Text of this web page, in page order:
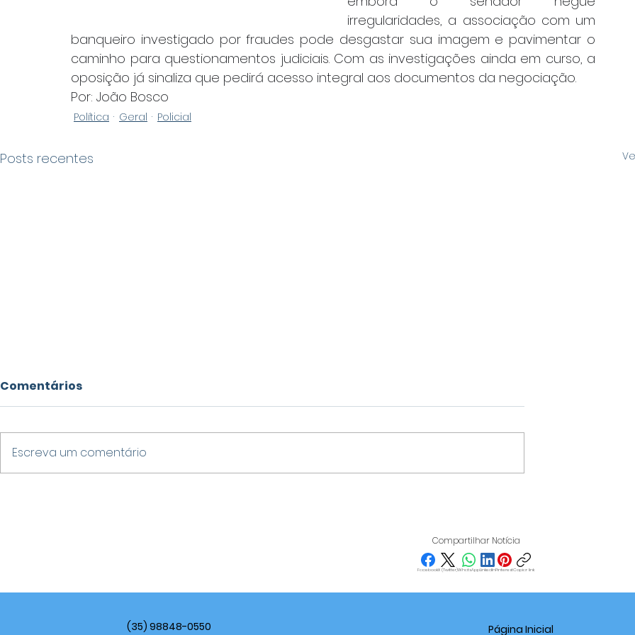
irregularidades, a associação com um
banqueiro investigado por fraudes pode desgastar sua imagem e pavimentar o
caminho para questionamentos judiciais. Com as investigações ainda em curso, a
oposição já sinaliza que pedirá acesso integral aos documentos da negociação.
Por: João Bosco
Política Geral Policial
Posts recentes
NA CPMI DO INSS
EMPREENDEDORISMO
MÉDIA NACIONAL NOS
ANOS FINAIS DO ENSINO
FUNDAMENTAL
Comentários
Escreva um comentário
Compartilhar Notícia
FacebookX (Twitter)WhatsAppLinkedInPinterestCopiar link
(35) 98848-0550
Página Inicial